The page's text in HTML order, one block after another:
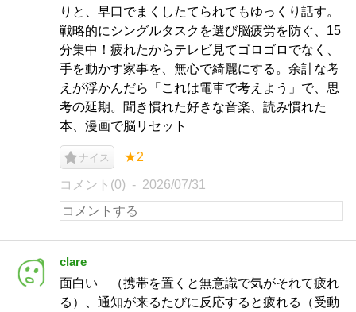
りと、早口でまくしたてられてもゆっくり話す。
戦略的にシングルタスクを選び脳疲労を防ぐ、15
分集中！疲れたからテレビ見てゴロゴロでなく、
手を動かす家事を、無心で綺麗にする。余計な考
えが浮かんだら「これは電車で考えよう」で、思
考の延期。聞き慣れた好きな音楽、読み慣れた
本、漫画で脳リセット
ナイス ★2
コメント(0) 2026/07/31
clare
面白い （携帯を置くと無意識で気がそれて疲れ
る）、通知が来るたびに反応すると疲れる（受動